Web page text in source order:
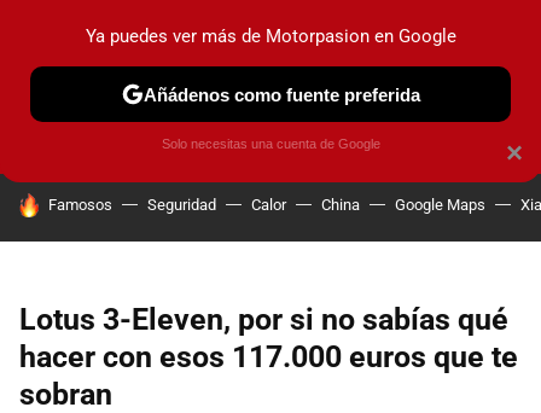
PRUEBAS COCHES ELÉCTRICOS OBSERVATORIO
HOY SE HABLA DE
Famosos Seguridad Calor China Google Maps
Lotus 3-Eleven, por si no sabías qué
hacer con esos 117.000 euros que te
sobran
×
Ya puedes ver más de Motorpasion en Google
Añádenos como fuente preferida
Solo necesitas una cuenta de Google